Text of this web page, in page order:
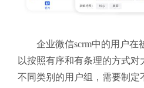
企业微信scrm中的用户
以按照有序和有条理的方式
不同类别的用户组，需要制定